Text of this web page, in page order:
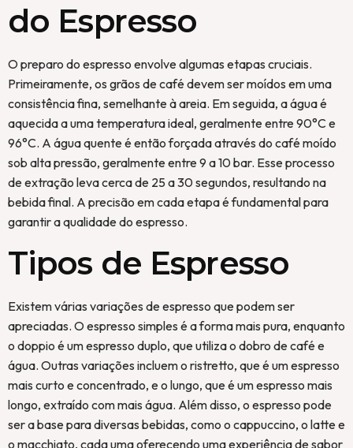
do Espresso
O preparo do espresso envolve algumas etapas cruciais.
Primeiramente, os grãos de café devem ser moídos em uma
consistência fina, semelhante à areia. Em seguida, a água é
aquecida a uma temperatura ideal, geralmente entre 90°C e
96°C. A água quente é então forçada através do café moído
sob alta pressão, geralmente entre 9 a 10 bar. Esse processo
de extração leva cerca de 25 a 30 segundos, resultando na
bebida final. A precisão em cada etapa é fundamental para
garantir a qualidade do espresso.
Tipos de Espresso
Existem várias variações de espresso que podem ser
apreciadas. O espresso simples é a forma mais pura, enquanto
o doppio é um espresso duplo, que utiliza o dobro de café e
água. Outras variações incluem o ristretto, que é um espresso
mais curto e concentrado, e o lungo, que é um espresso mais
longo, extraído com mais água. Além disso, o espresso pode
ser a base para diversas bebidas, como o cappuccino, o latte e
o macchiato, cada uma oferecendo uma experiência de sabor